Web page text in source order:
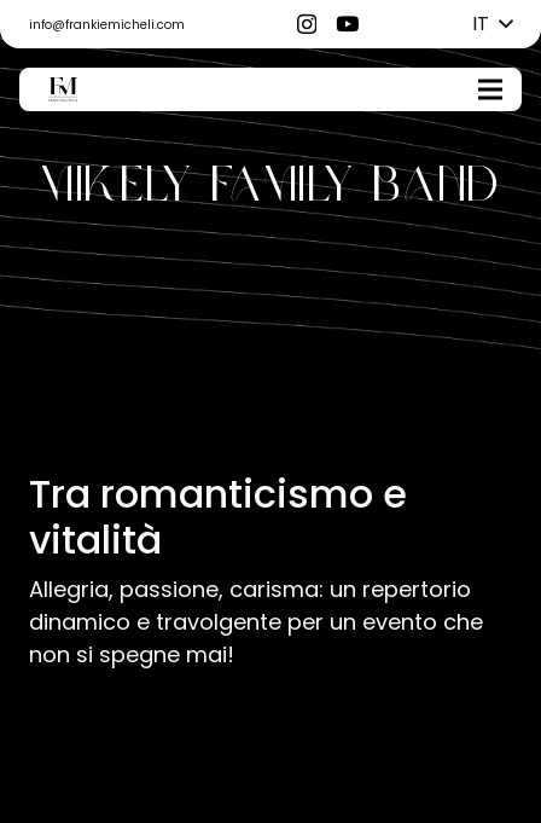
info@frankiemicheli.com IT
Mikely Family Band
Tra romanticismo e
vitalità
Allegria, passione, carisma: un repertorio
dinamico e travolgente per un evento che
non si spegne mai!